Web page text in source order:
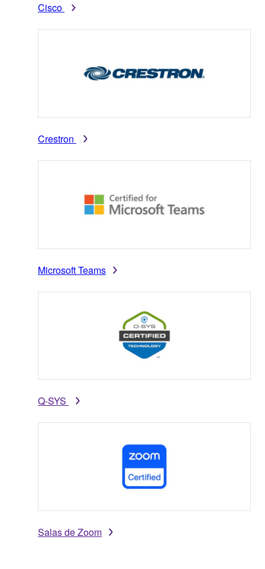
Cisco
Crestron
Microsoft Teams
Q-SYS
Salas de Zoom